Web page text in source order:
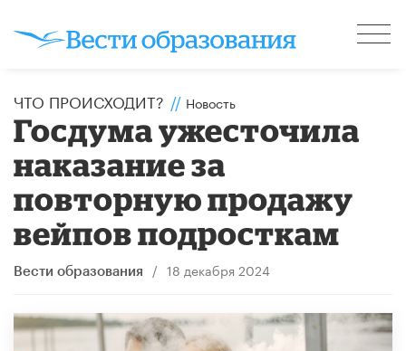
ЧТО ПРОИСХОДИТ? // Новость
Госдума ужесточила
наказание за
повторную продажу
вейпов подросткам
Вести образования / 18 декабря 2024